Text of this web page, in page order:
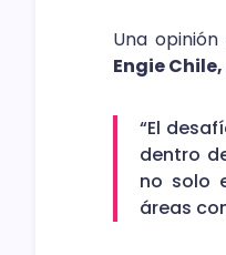
Una
Engie Chile,
“El
dentro
no solo
áreas